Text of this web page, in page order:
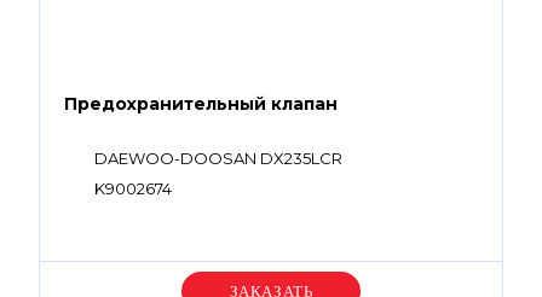
Предохранительный клапан
DAEWOO-DOOSAN DX235LCR
K9002674
Уточняйте цену